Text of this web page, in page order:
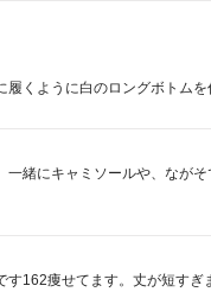
くように白のロングボトムを
緒にキャミソールや、なが
162痩せてます。丈が短すぎ